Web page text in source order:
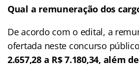
Qual a remuneração dos
De acordo com o edital, a
ofertada neste concurso
2.657,28 a R$ 7.180,34, além